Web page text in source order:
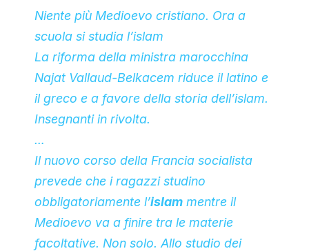
CHI SIAMO
Niente più Medioevo cristiano. Ora a
scuola si studia l’islam
La riforma della ministra marocchina
Najat Vallaud-Belkacem riduce il latino e
il greco e a favore della storia dell’islam.
Insegnanti in rivolta.
…
Il nuovo corso della Francia socialista
prevede che i ragazzi studino
obbligatoriamente l’islam mentre il
Medioevo va a finire tra le materie
facoltative. Non solo. Allo studio dei